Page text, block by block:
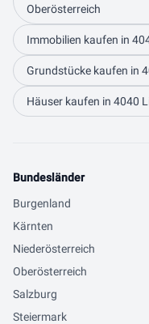
Oberösterreich
Immobilien kaufen in
Grundstücke kaufen in
Häuser kaufen in 4040
Bundesländer
Burgenland
Kärnten
Niederösterreich
Oberösterreich
Salzburg
Steiermark